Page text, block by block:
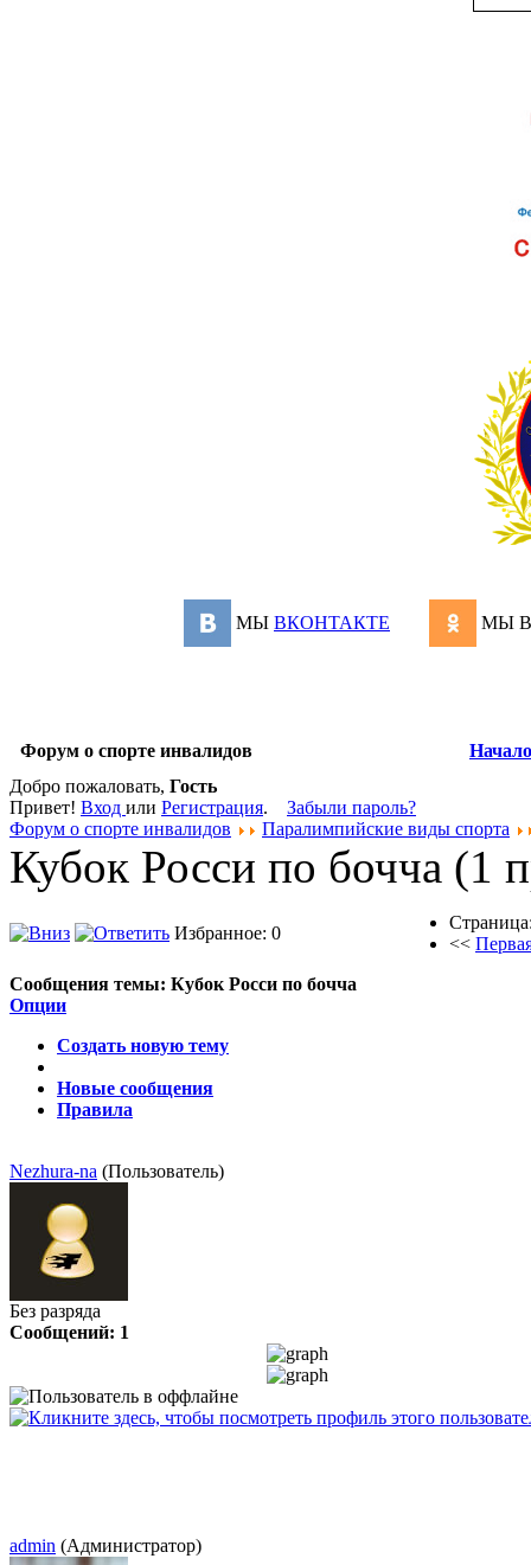
МЫ ВКОНТАКТЕ МЫ
Форум о спорте инвалидов
Начало
Добро пожаловать, Гость
Привет! Вход или Регистрация. Забыли пароль?
Форум о спорте инвалидов
Паралимпийские виды спорта
Кубок Росси по бочча (1
Избранное: 0
<<
Сообщения темы: Кубок Росси по бочча
Опции
Создать новую тему
Новые сообщения
Правила
Nezhura-na (Пользователь)
Без разряда
Сообщений: 1
admin (Администратор)